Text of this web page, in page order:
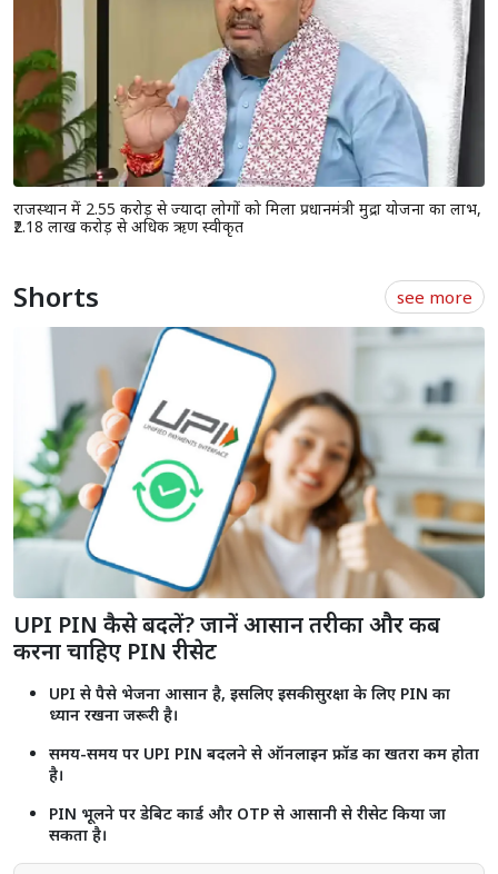
राजस्थान में 2.55 करोड़ से ज्यादा लोगों को मिला प्रधानमंत्री मुद्रा योजना का लाभ,
₹2.18 लाख करोड़ से अधिक ऋण स्वीकृत
Shorts see more
UPI PIN कैसे बदलें? जानें आसान तरीका और कब
करना चाहिए PIN रीसेट
UPI से पैसे भेजना आसान है, इसलिए इसकी सुरक्षा के लिए PIN का
ध्यान रखना जरूरी है।
समय-समय पर UPI PIN बदलने से ऑनलाइन फ्रॉड का खतरा कम होता
है।
PIN भूलने पर डेबिट कार्ड और OTP से आसानी से रीसेट किया जा
सकता है।